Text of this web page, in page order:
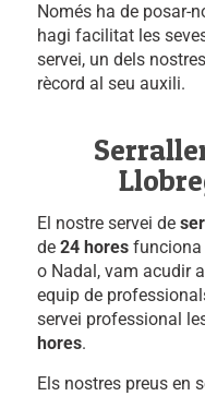
Només ha de posar-
hagi facilitat les
servei, un dels
rècord al seu auxili.
El nostre servei de
de 24 horesfunciona
o Nadal, vam acudir
equip de
servei professional
hores.
Els nostres preus en